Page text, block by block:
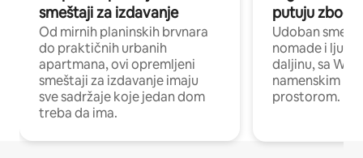
smeštaji za izdavanje
Od mirnih planinskih brvnara
do praktičnih urbanih
apartmana, ovi opremljeni
smeštaji za izdavanje imaju
sve sadržaje koje jedan dom
treba da ima.
putuju zbog
Udoban
nomade i ljude
daljinu, sa Wi-
namenskim
prostorom.